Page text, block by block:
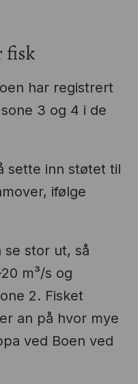
fisk
har registrert
3 og 4 i de
sette inn støtet til
ifølge
se stor ut, så
m³/s og
2. Fisket
an på hvor mye
ved Boen ved